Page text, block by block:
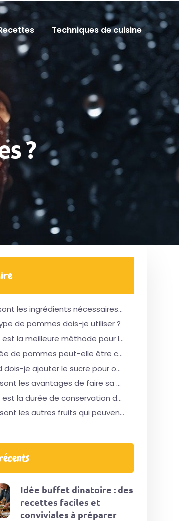
Techniques de cuisine
?
Quels sont les ingrédients nécessaires pour faire de la gelée de pommes ?
de pommes dois-je utiliser ?
Quelle est la meilleure méthode pour la préparer ?
La gelée de pommes peut-elle être conservée à température ambiante ?
Quand dois-je ajouter le sucre pour obtenir la consistance parfaite ?
Quels sont les avantages de faire sa propre gelée ?
Quelle est la durée de conservation de la gelée de pommes ?
Quels sont les autres fruits qui peuvent être utilisés pour faire de la gelée ?
Idée buffet dinatoire : des
recettes faciles et
conviviales à préparer